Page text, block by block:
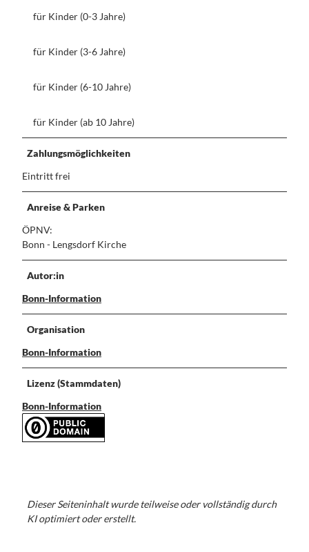
für Kinder (0-3 Jahre)
für Kinder (3-6 Jahre)
für Kinder (6-10 Jahre)
für Kinder (ab 10 Jahre)
Zahlungsmöglichkeiten
Eintritt frei
Anreise & Parken
ÖPNV:
Bonn - Lengsdorf Kirche
Autor:in
Bonn-Information
Organisation
Bonn-Information
Lizenz (Stammdaten)
Bonn-Information
Dieser Seiteninhalt wurde teilweise oder vollständig durch
KI optimiert oder erstellt.